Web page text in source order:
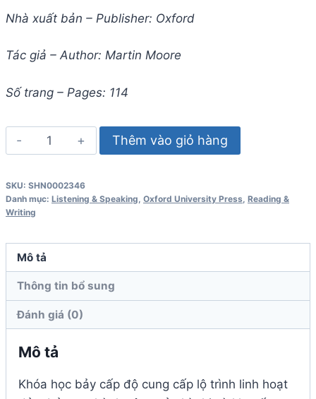
Nhà xuất bản – Publisher: Oxford
Tác giả – Author: Martin Moore
Số trang – Pages: 114
Bright
Ideas
Class
Book
lượng
Thêm vào giỏ hàng
SKU: SHN0002346
Danh mục: Listening & Speaking Oxford University Press Reading &
Writing
Mô tả
Thông tin bổ sung
Đánh giá (0)
Mô tả
Khóa học bảy cấp độ cung cấp lộ trình linh hoạt